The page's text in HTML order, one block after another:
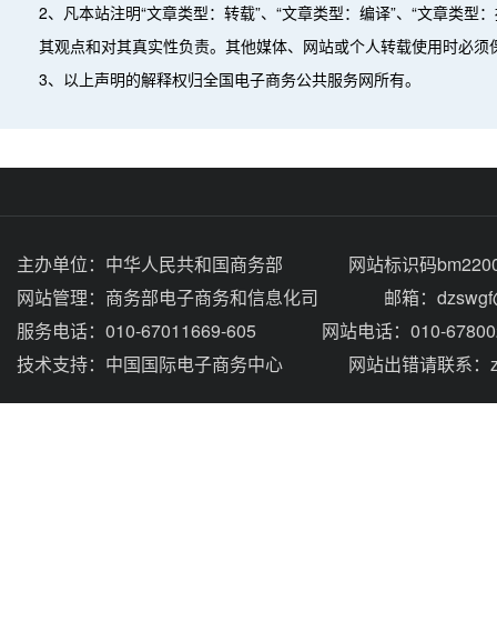
2、凡本站注明“文章类型：转载”、“文章类型：编译”、“文章类
其观点和对其真实性负责。其他媒体、网站或个人转载使用时必
3、以上声明的解释权归全国电子商务公共服务网所有。
主办单位： 中华人民共和国商务部
网站标识码
网站管理： 商务部电子商务和信息化司
邮箱：
服务电话：010-67011669-605
网站电话：010-
技术支持： 中国国际电子商务中心 网站出错请联系